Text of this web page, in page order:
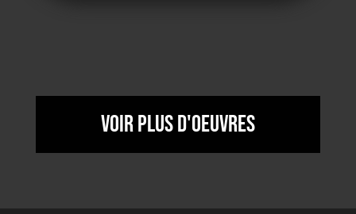
Voir plus d'oeuvres